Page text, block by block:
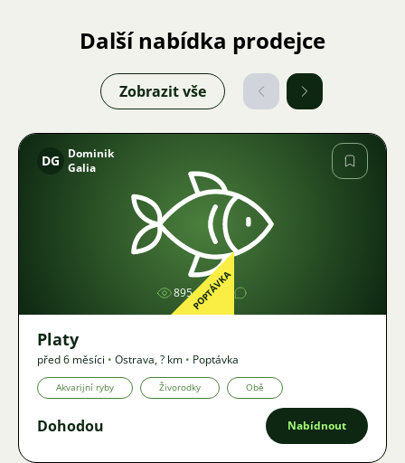
Další nabídka prodejce
Zobrazit vše
Obrázek
DG
Dominik
Galia
895 1
POPTÁVKA
Platy
před 6 měsíci • Ostrava,? km • Poptávka
Akvarijní ryby Živorodky Obě
Dohodou Nabídnout